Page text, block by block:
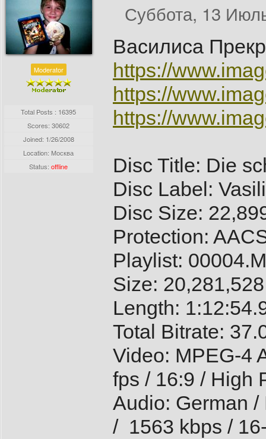
Moderator
Total Posts : 16395
Scores: 30602
Joined: 1/26/2008
Location: Москва
Status:offline
Суббота, 13
Василиса
https://
https://
https://
Disc Title: Die
Disc Label:
Disc Size:
Protection:
Playlist:
Size:
Length:
Total Bitrate:
Video: MPEG-4
fps / 16:9 / High
Audio: German
/ 1563 kbps /